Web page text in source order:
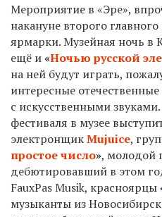
Мероприятие в «Эре»,
накануне второго
ярмарки. Музейная ночь в
ещё и«Ночью русской
на ней будут играть,
интересные
с искусственными
фестиваля в музее
электронщикMujuice,
простое число», молодой
дебютировавший в этом
FauxPas Musik, красноярцы
музыканты из